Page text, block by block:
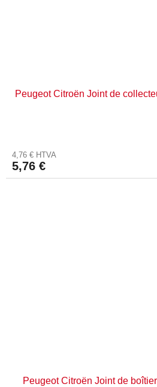
Peugeot Citroën Joint de
4,76 € HTVA
5,76 €
Peugeot Citroën Joint de